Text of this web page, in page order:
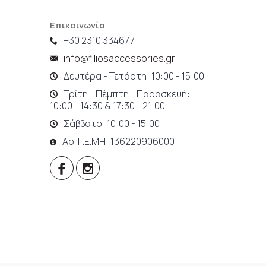
Επικοινωνία
+30 2310 334677
info@filiosaccessories.gr
Δευτέρα - Τετάρτη: 10:00 - 15:00
Τρίτη - Πέμπτη - Παρασκευή:
10:00 - 14:30 & 17:30 - 21:00
Σάββατο: 10:00 - 15:00
Αρ. Γ.Ε.ΜΗ: 136220906000